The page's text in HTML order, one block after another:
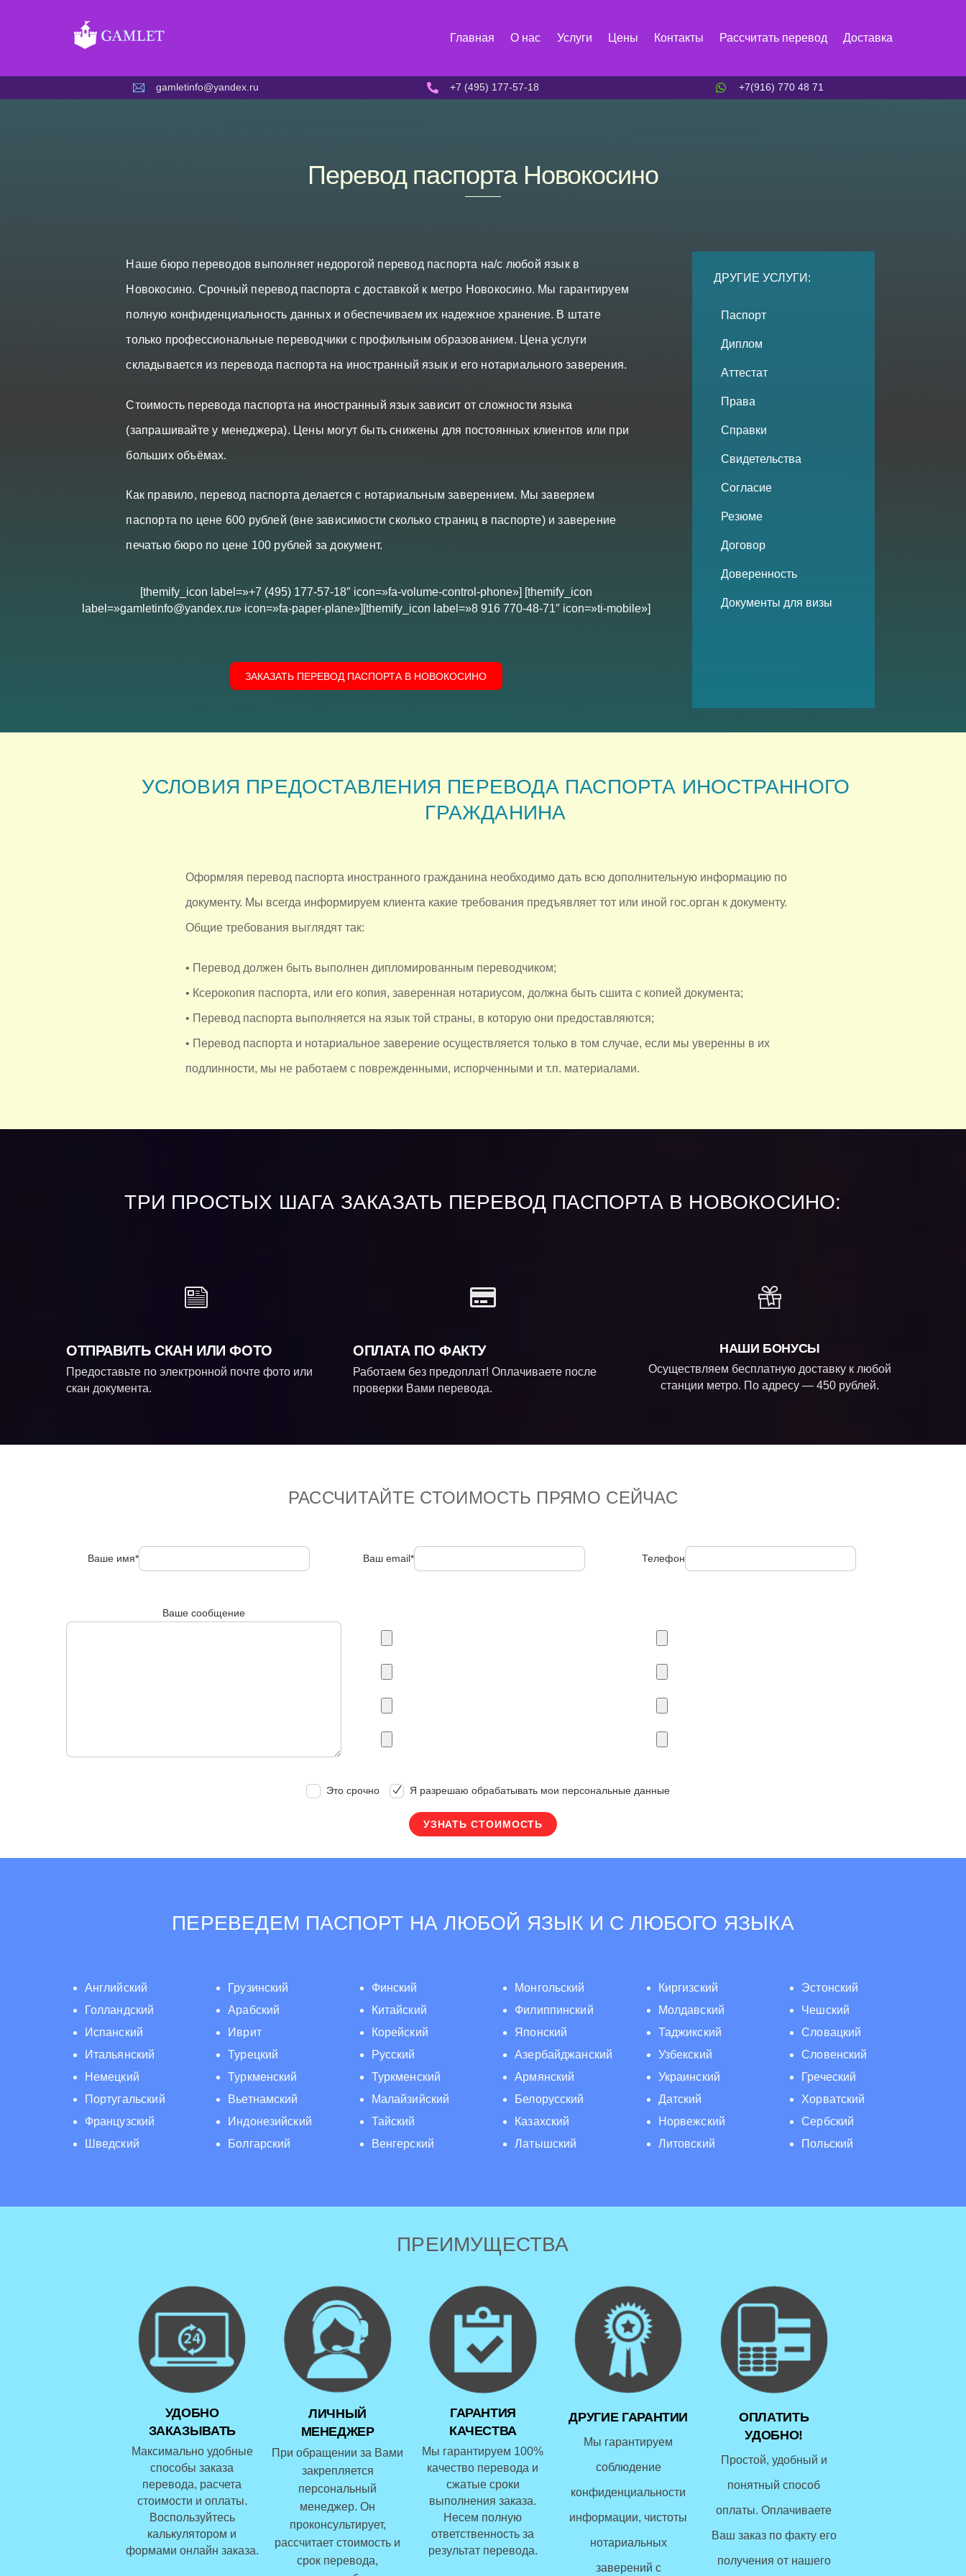
Главная О нас Услуги Цены Контакты Рассчитать перевод Доставка
gamletinfo@yandex.ru +7 (495) 177-57-18 +7(916) 770 48 71
Перевод паспорта Новокосино
Наше бюро переводов выполняет недорогой перевод паспорта на/с любой язык в
Новокосино. Срочный перевод паспорта с доставкой к метро Новокосино. Мы гарантируем
полную конфиденциальность данных и обеспечиваем их надежное хранение. В штате
только профессиональные переводчики с профильным образованием. Цена услуги
складывается из перевода паспорта на иностранный язык и его нотариального заверения.
Стоимость перевода паспорта на иностранный язык зависит от сложности языка
(запрашивайте у менеджера). Цены могут быть снижены для постоянных клиентов или при
больших объёмах.
Как правило, перевод паспорта делается с нотариальным заверением. Мы заверяем
паспорта по цене 600 рублей (вне зависимости сколько страниц в паспорте) и заверение
печатью бюро по цене 100 рублей за документ.
[themify_icon label=»+7 (495) 177-57-18″ icon=»fa-volume-control-phone»] [themify_icon
label=»gamletinfo@yandex.ru» icon=»fa-paper-plane»][themify_icon label=»8 916 770-48-71″ icon=»ti-mobile»]
ЗАКАЗАТЬ ПЕРЕВОД ПАСПОРТА В НОВОКОСИНО
ДРУГИЕ УСЛУГИ:
Паспорт
Диплом
Аттестат
Права
Справки
Свидетельства
Согласие
Резюме
Договор
Доверенность
Документы для визы
УСЛОВИЯ ПРЕДОСТАВЛЕНИЯ ПЕРЕВОДА ПАСПОРТА ИНОСТРАННОГО
ГРАЖДАНИНА
Оформляя перевод паспорта иностранного гражданина необходимо дать всю дополнительную информацию по
документу. Мы всегда информируем клиента какие требования предъявляет тот или иной гос.орган к документу.
Общие требования выглядят так:
• Перевод должен быть выполнен дипломированным переводчиком;
• Ксерокопия паспорта, или его копия, заверенная нотариусом, должна быть сшита с копией документа;
• Перевод паспорта выполняется на язык той страны, в которую они предоставляются;
• Перевод паспорта и нотариальное заверение осуществляется только в том случае, если мы уверенны в их
подлинности, мы не работаем с поврежденными, испорченными и т.п. материалами.
ТРИ ПРОСТЫХ ШАГА ЗАКАЗАТЬ ПЕРЕВОД ПАСПОРТА В НОВОКОСИНО:
ОТПРАВИТЬ СКАН ИЛИ ФОТО
Предоставьте по электронной почте фото или
скан документа.
ОПЛАТА ПО ФАКТУ
Работаем без предоплат! Оплачиваете после
проверки Вами перевода.
НАШИ БОНУСЫ
Осуществляем бесплатную доставку к любой
станции метро. По адресу — 450 рублей.
РАССЧИТАЙТЕ СТОИМОСТЬ ПРЯМО СЕЙЧАС
Ваше имя* Ваш email* Телефон
Ваше сообщение
Это срочно Я разрешаю обрабатывать мои персональные данные
ПЕРЕВЕДЕМ ПАСПОРТ НА ЛЮБОЙ ЯЗЫК И С ЛЮБОГО ЯЗЫКА
Английский
Голландский
Испанский
Итальянский
Немецкий
Португальский
Французский
Шведский
Грузинский
Арабский
Иврит
Турецкий
Туркменский
Вьетнамский
Индонезийский
Болгарский
Финский
Китайский
Корейский
Русский
Туркменский
Малайзийский
Тайский
Венгерский
Монгольский
Филиппинский
Японский
Азербайджанский
Армянский
Белорусский
Казахский
Латышский
Киргизский
Молдавский
Таджикский
Узбекский
Украинский
Датский
Норвежский
Литовский
Эстонский
Чешский
Словацкий
Словенский
Греческий
Хорватский
Сербский
Польский
ПРЕИМУЩЕСТВА
УДОБНО
ЗАКАЗЫВАТЬ
Максимально удобные
способы заказа
перевода, расчета
стоимости и оплаты.
Воспользуйтесь
калькулятором и
формами онлайн заказа.
ЛИЧНЫЙ
МЕНЕДЖЕР
При обращении за Вами
закрепляется
персональный
менеджер. Он
проконсультирует,
рассчитает стоимость и
срок перевода,
ГАРАНТИЯ
КАЧЕСТВА
Мы гарантируем 100%
качество перевода и
сжатые сроки
выполнения заказа.
Несем полную
ответственность за
результат перевода.
ДРУГИЕ ГАРАНТИИ
Мы гарантируем
соблюдение
конфиденциальности
информации, чистоты
нотариальных
заверений с
ОПЛАТИТЬ
УДОБНО!
Простой, удобный и
понятный способ
оплаты. Оплачиваете
Ваш заказ по факту его
получения от нашего